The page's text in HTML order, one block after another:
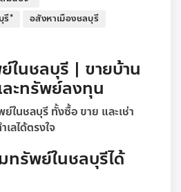
รี*
อสังหาเมืองชลบุรี
ในชลบุรี | ขายบ้าน
ะทรัพย์ลงทุน
ในชลบุรี ทั้งซื้อ ขาย และเช่า
ลได้ตรงใจ
ทรัพย์ในชลบุรีได้